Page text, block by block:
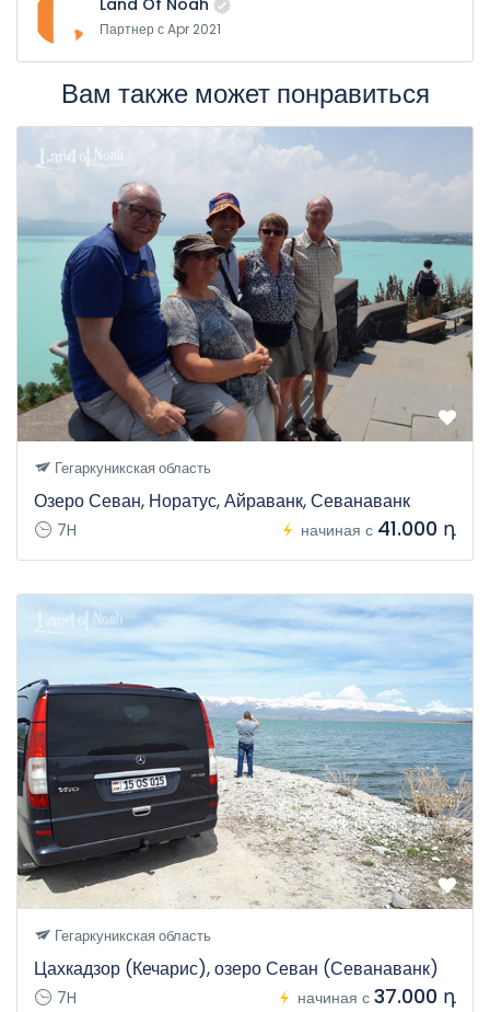
Land Of Noah
Партнер с Apr 2021
Вам также может понравиться
Гегаркуникская область
Озеро Севан, Норатус, Айраванк, Севанаванк
7H начиная с 41.000 դ
Гегаркуникская область
Цахкадзор (Кечарис), озеро Севан (Севанаванк)
7H начиная с 37.000 դ